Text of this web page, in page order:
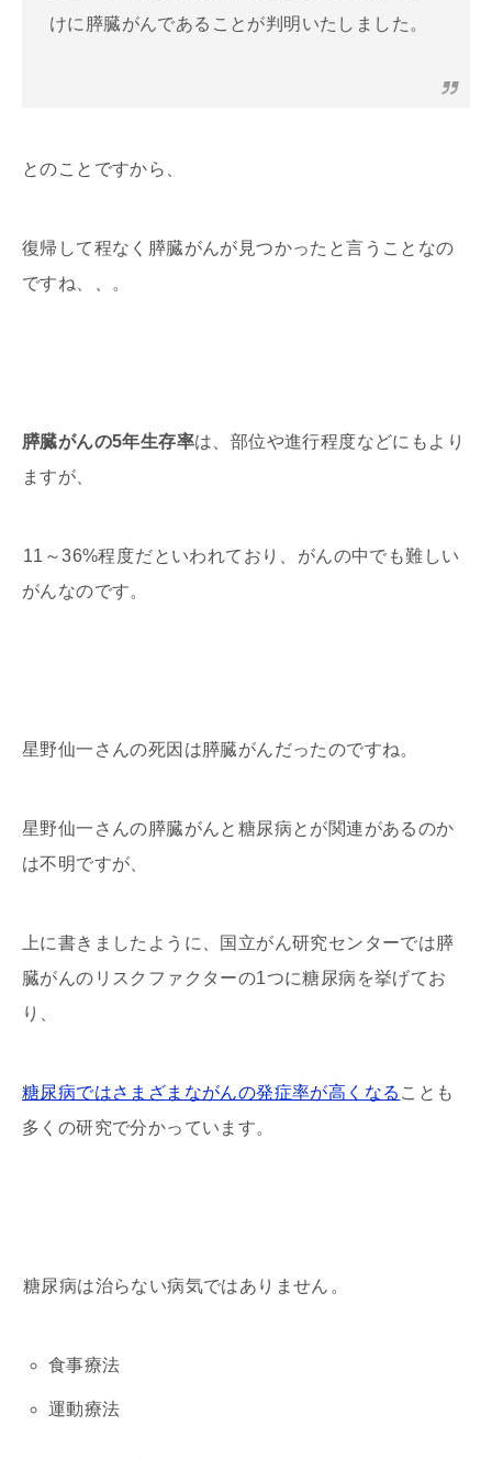
けに膵臓がんであることが判明いたしました。
とのことですから、
復帰して程なく膵臓がんが見つかったと言うことなの
ですね、、。
膵臓がんの5年生存率は、部位や進行程度などにもより
ますが、
11～36%程度だといわれており、がんの中でも難しい
がんなのです。
星野仙一さんの死因は膵臓がんだったのですね。
星野仙一さんの膵臓がんと糖尿病とが関連があるのか
は不明ですが、
上に書きましたように、国立がん研究センターでは膵
臓がんのリスクファクターの1つに糖尿病を挙げてお
り、
糖尿病ではさまざまながんの発症率が高くなる ことも
多くの研究で分かっています。
糖尿病は治らない病気ではありません 。
食事療法
運動療法